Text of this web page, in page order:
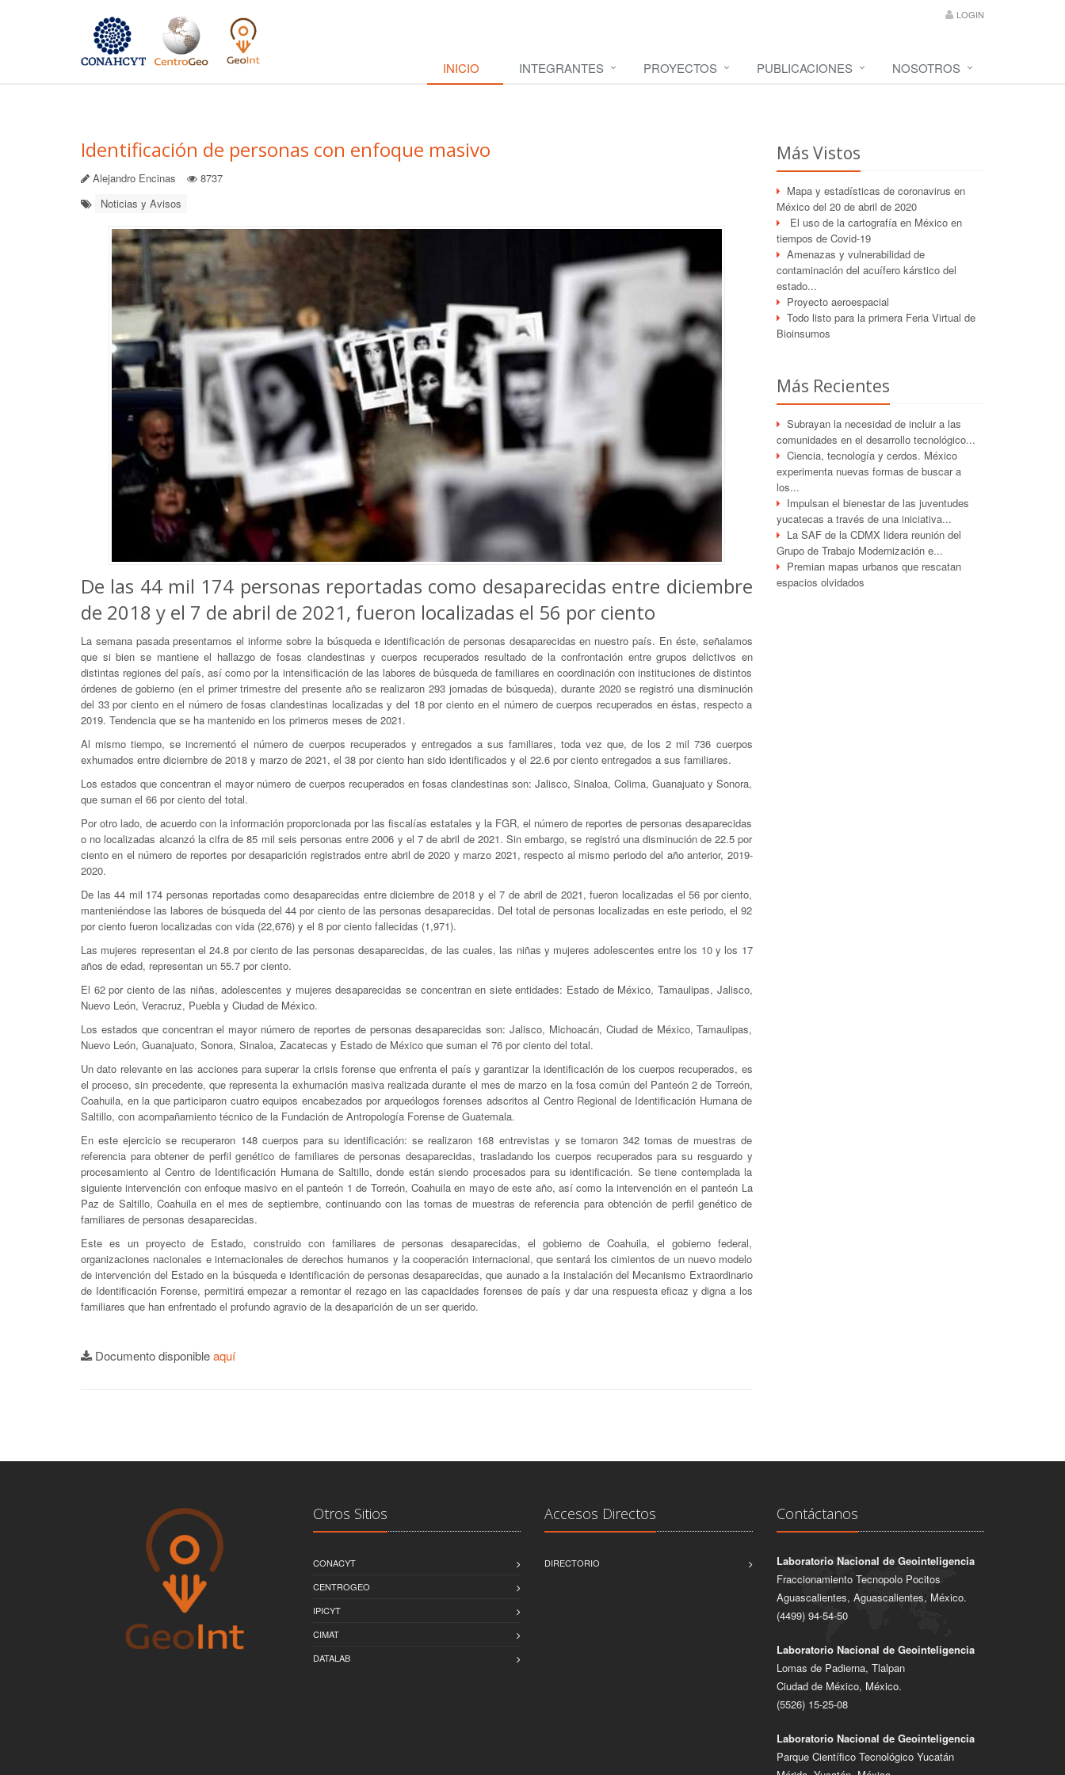
LOGIN
INICIO INTEGRANTES PROYECTOS PUBLICACIONES NOSOTROS
Identificación de personas con enfoque masivo
Alejandro Encinas
8737
Noticias y Avisos
De las 44 mil 174 personas reportadas como desaparecidas entre diciembre
de 2018 y el 7 de abril de 2021, fueron localizadas el 56 por ciento
La semana pasada presentamos el informe sobre la búsqueda e identificación de personas desaparecidas en nuestro país. En éste, señalamos
que si bien se mantiene el hallazgo de fosas clandestinas y cuerpos recuperados resultado de la confrontación entre grupos delictivos en
distintas regiones del país, así como por la intensificación de las labores de búsqueda de familiares en coordinación con instituciones de distintos
órdenes de gobierno (en el primer trimestre del presente año se realizaron 293 jornadas de búsqueda), durante 2020 se registró una disminución
del 33 por ciento en el número de fosas clandestinas localizadas y del 18 por ciento en el número de cuerpos recuperados en éstas, respecto a
2019. Tendencia que se ha mantenido en los primeros meses de 2021.
Al mismo tiempo, se incrementó el número de cuerpos recuperados y entregados a sus familiares, toda vez que, de los 2 mil 736 cuerpos
exhumados entre diciembre de 2018 y marzo de 2021, el 38 por ciento han sido identificados y el 22.6 por ciento entregados a sus familiares.
Los estados que concentran el mayor número de cuerpos recuperados en fosas clandestinas son: Jalisco, Sinaloa, Colima, Guanajuato y Sonora,
que suman el 66 por ciento del total.
Por otro lado, de acuerdo con la información proporcionada por las fiscalías estatales y la FGR, el número de reportes de personas desaparecidas
o no localizadas alcanzó la cifra de 85 mil seis personas entre 2006 y el 7 de abril de 2021. Sin embargo, se registró una disminución de 22.5 por
ciento en el número de reportes por desaparición registrados entre abril de 2020 y marzo 2021, respecto al mismo periodo del año anterior, 2019-
2020.
De las 44 mil 174 personas reportadas como desaparecidas entre diciembre de 2018 y el 7 de abril de 2021, fueron localizadas el 56 por ciento,
manteniéndose las labores de búsqueda del 44 por ciento de las personas desaparecidas. Del total de personas localizadas en este periodo, el 92
por ciento fueron localizadas con vida (22,676) y el 8 por ciento fallecidas (1,971).
Las mujeres representan el 24.8 por ciento de las personas desaparecidas, de las cuales, las niñas y mujeres adolescentes entre los 10 y los 17
años de edad, representan un 55.7 por ciento.
El 62 por ciento de las niñas, adolescentes y mujeres desaparecidas se concentran en siete entidades: Estado de México, Tamaulipas, Jalisco,
Nuevo León, Veracruz, Puebla y Ciudad de México.
Los estados que concentran el mayor número de reportes de personas desaparecidas son: Jalisco, Michoacán, Ciudad de México, Tamaulipas,
Nuevo León, Guanajuato, Sonora, Sinaloa, Zacatecas y Estado de México que suman el 76 por ciento del total.
Un dato relevante en las acciones para superar la crisis forense que enfrenta el país y garantizar la identificación de los cuerpos recuperados, es
el proceso, sin precedente, que representa la exhumación masiva realizada durante el mes de marzo en la fosa común del Panteón 2 de Torreón,
Coahuila, en la que participaron cuatro equipos encabezados por arqueólogos forenses adscritos al Centro Regional de Identificación Humana de
Saltillo, con acompañamiento técnico de la Fundación de Antropología Forense de Guatemala.
En este ejercicio se recuperaron 148 cuerpos para su identificación: se realizaron 168 entrevistas y se tomaron 342 tomas de muestras de
referencia para obtener de perfil genético de familiares de personas desaparecidas, trasladando los cuerpos recuperados para su resguardo y
procesamiento al Centro de Identificación Humana de Saltillo, donde están siendo procesados para su identificación. Se tiene contemplada la
siguiente intervención con enfoque masivo en el panteón 1 de Torreón, Coahuila en mayo de este año, así como la intervención en el panteón La
Paz de Saltillo, Coahuila en el mes de septiembre, continuando con las tomas de muestras de referencia para obtención de perfil genético de
familiares de personas desaparecidas.
Este es un proyecto de Estado, construido con familiares de personas desaparecidas, el gobierno de Coahuila, el gobierno federal,
organizaciones nacionales e internacionales de derechos humanos y la cooperación internacional, que sentará los cimientos de un nuevo modelo
de intervención del Estado en la búsqueda e identificación de personas desaparecidas, que aunado a la instalación del Mecanismo Extraordinario
de Identificación Forense, permitirá empezar a remontar el rezago en las capacidades forenses de país y dar una respuesta eficaz y digna a los
familiares que han enfrentado el profundo agravio de la desaparición de un ser querido.
Documento disponibleaquí
Más Vistos
Mapa y estadísticas de coronavirus en
México del 20 de abril de 2020
El uso de la cartografía en México en
tiempos de Covid-19
Amenazas y vulnerabilidad de
contaminación del acuífero kárstico del
estado...
Proyecto aeroespacial
Todo listo para la primera Feria Virtual de
Bioinsumos
Más Recientes
Subrayan la necesidad de incluir a las
comunidades en el desarrollo tecnológico...
Ciencia, tecnología y cerdos. México
experimenta nuevas formas de buscar a
los...
Impulsan el bienestar de las juventudes
yucatecas a través de una iniciativa...
La SAF de la CDMX lidera reunión del
Grupo de Trabajo Modernización e...
Premian mapas urbanos que rescatan
espacios olvidados
Otros Sitios
CONACYT
CENTROGEO
IPICYT
CIMAT
DATALAB
Accesos Directos
DIRECTORIO
Contáctanos
Laboratorio Nacional de Geointeligencia
Fraccionamiento Tecnopolo Pocitos
Aguascalientes, Aguascalientes, México.
(4499) 94-54-50
Laboratorio Nacional de Geointeligencia
Lomas de Padierna, Tlalpan
Ciudad de México, México.
(5526) 15-25-08
Laboratorio Nacional de Geointeligencia
Parque Científico Tecnológico Yucatán